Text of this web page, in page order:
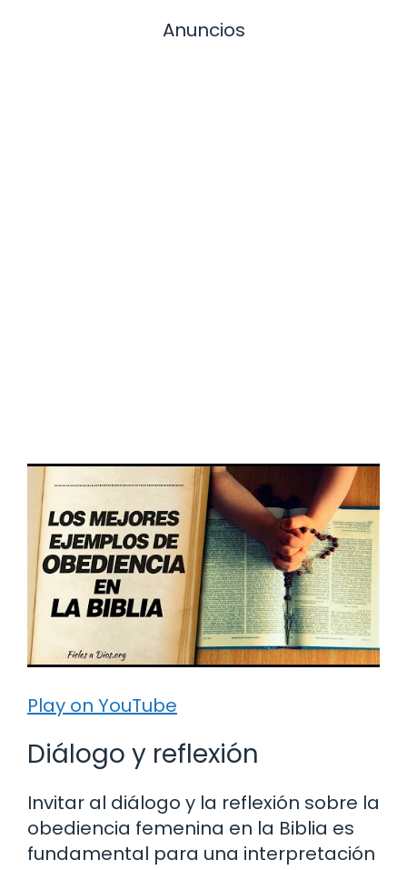
Anuncios
Play on YouTube
Diálogo y reflexión
Invitar al diálogo y la reflexión sobre la
obediencia femenina en la Biblia es
fundamental para una interpretación